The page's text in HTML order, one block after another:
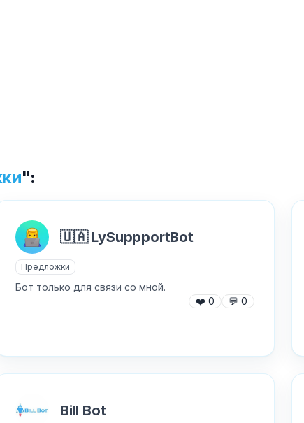
добавить бота?
AI Персонажи
AI аудио и голос
Мини-игры
":
🇺🇦 LySuppportBot
Предложки
Бот только для связи со мной.
❤️ 0 💬 0
Bill Bot